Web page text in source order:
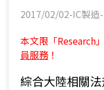
2017/02/02-IC製造-
本文限「Research
員服務 ！
綜合大陸相關